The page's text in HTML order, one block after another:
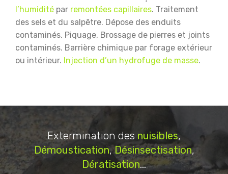
l’humidité par remontées capillaires. Traitement
des sels et du salpêtre. Dépose des enduits
contaminés. Piquage, Brossage de pierres et joints
contaminés. Barrière chimique par forage extérieur
ou intérieur. Injection d’un hydrofuge de masse.
Extermination des nuisibles,
Démoustication,Désinsectisation,
Dératisation...